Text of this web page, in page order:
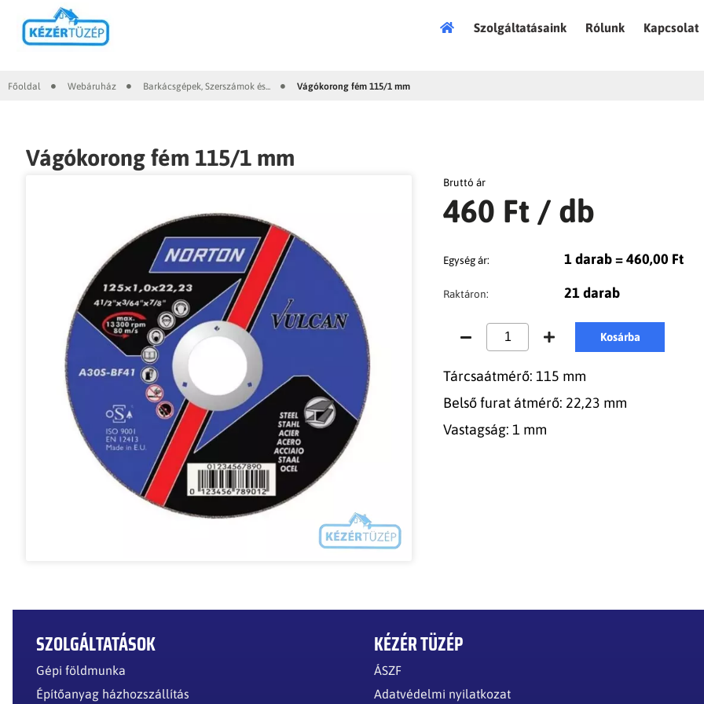
FőoldalSzolgáltatásaink Rólunk Kapcsolat
Főoldal Webáruház Barkácsgépek, Szerszámok és... Vágókorong fém 115/1 mm
Vágókorong fém 115/1 mm
Bruttó ár
460 Ft / db
Egység ár: 1 darab = 460,00 Ft
Raktáron: 21 darab
Kosárba
Tárcsaátmérő: 115 mm
Belső furat átmérő: 22,23 mm
Vastagság: 1 mm
SZOLGÁLTATÁSOK
Gépi földmunka
Építőanyag házhozszállítás
KÉZÉR TÜZÉP
ÁSZF
Adatvédelmi nyilatkozat